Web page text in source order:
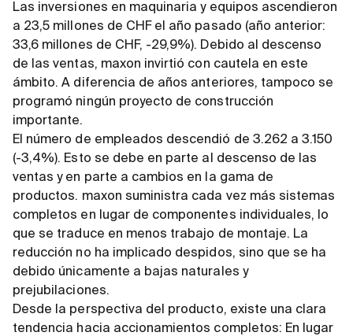
Las inversiones en maquinaria y equipos ascendieron
a 23,5 millones de CHF el año pasado (año anterior:
33,6 millones de CHF, -29,9%). Debido al descenso
de las ventas, maxon invirtió con cautela en este
ámbito. A diferencia de años anteriores, tampoco se
programó ningún proyecto de construcción
importante.
El número de empleados descendió de 3.262 a 3.150
(-3,4%). Esto se debe en parte al descenso de las
ventas y en parte a cambios en la gama de
productos. maxon suministra cada vez más sistemas
completos en lugar de componentes individuales, lo
que se traduce en menos trabajo de montaje. La
reducción no ha implicado despidos, sino que se ha
debido únicamente a bajas naturales y
prejubilaciones.
Desde la perspectiva del producto, existe una clara
tendencia hacia accionamientos completos: En lugar